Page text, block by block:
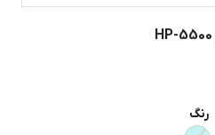
رنگ